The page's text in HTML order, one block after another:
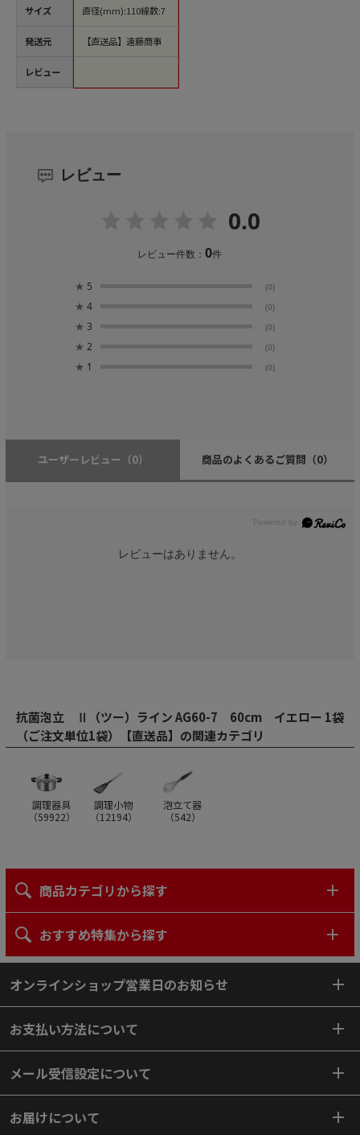
サイズ
発送元
レビュー
直径(mm):110線数:7
【直送品】遠藤商事
レビュー
0.0
レビュー件数：0件
★ 5 (0)
★ 4 (0)
★ 3 (0)
★ 2 (0)
★ 1 (0)
ユーザーレビュー （0） 商品のよくあるご質問 （0）
レビューはありません。
抗菌泡立 Ⅱ（ツー）ライン AG60-7 60cm イエロー 1袋
（ご注文単位1袋）【直送品】の関連カテゴリ
調理器具
（59922）
調理小物
（12194）
泡立て器
（542）
商品カテゴリから探す
おすすめ特集から探す
オンラインショップ営業日のお知らせ
お支払い方法について
メール受信設定について
お届けについて